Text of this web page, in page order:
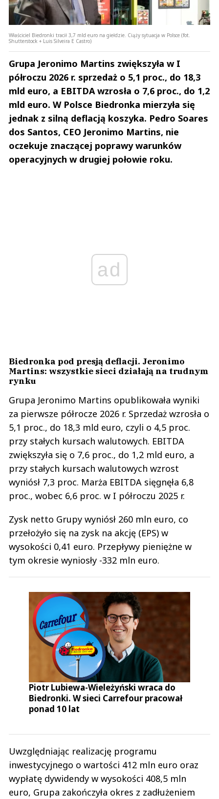
Właściciel Biedronki tracił 3,7 mld euro na giełdzie. Ciąży sytuacja w Polsce (fot.
Shutterstock + Luis Silveira E Castro)
Grupa Jeronimo Martins zwiększyła w I
półroczu 2026 r. sprzedaż o 5,1 proc., do 18,3
mld euro, a EBITDA wzrosła o 7,6 proc., do 1,2
mld euro. W Polsce Biedronka mierzyła się
jednak z silną deflacją koszyka. Pedro Soares
dos Santos, CEO Jeronimo Martins, nie
oczekuje znaczącej poprawy warunków
operacyjnych w drugiej połowie roku.
ad
Biedronka pod presją deflacji. Jeronimo
Martins: wszystkie sieci działają na trudnym
rynku
Grupa Jeronimo Martins opublikowała wyniki
za pierwsze półrocze 2026 r. Sprzedaż wzrosła o
5,1 proc., do 18,3 mld euro, czyli o 4,5 proc.
przy stałych kursach walutowych. EBITDA
zwiększyła się o 7,6 proc., do 1,2 mld euro, a
przy stałych kursach walutowych wzrost
wyniósł 7,3 proc. Marża EBITDA sięgnęła 6,8
proc., wobec 6,6 proc. w I półroczu 2025 r.
Zysk netto Grupy wyniósł 260 mln euro, co
przełożyło się na zysk na akcję (EPS) w
wysokości 0,41 euro. Przepływy pieniężne w
tym okresie wyniosły -332 mln euro.
Piotr Lubiewa-Wieleżyński wraca do
Biedronki. W sieci Carrefour pracował
ponad 10 lat
Uwzględniając realizację programu
inwestycyjnego o wartości 412 mln euro oraz
wypłatę dywidendy w wysokości 408,5 mln
euro, Grupa zakończyła okres z zadłużeniem